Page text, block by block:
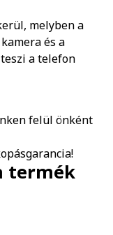
melyben a
és a
a telefon
felül önként
termék